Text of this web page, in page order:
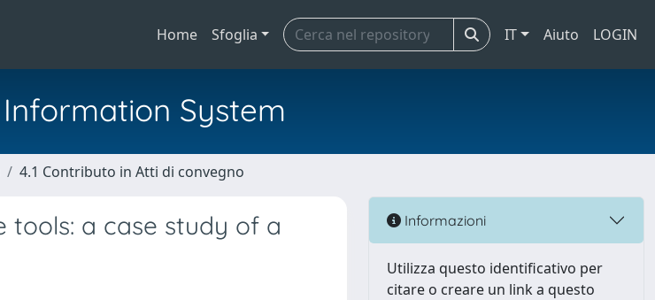
Home Sfoglia IT Aiuto LOGIN
System
4.1 Contributo in Atti di convegno
tools: a case study of a
Informazioni
Utilizza questo identificativo per
citare o creare un link a questo